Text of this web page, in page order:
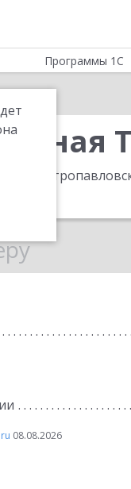
Программы 1С
край,
08.08.2026